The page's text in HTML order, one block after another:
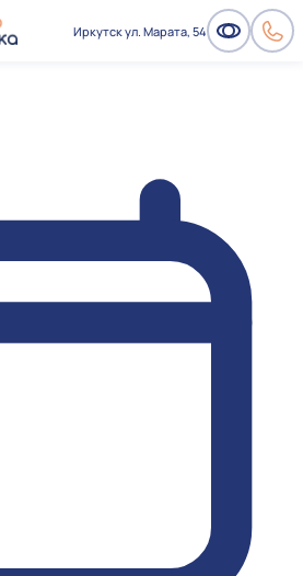
Иркутск ул. Марата, 54